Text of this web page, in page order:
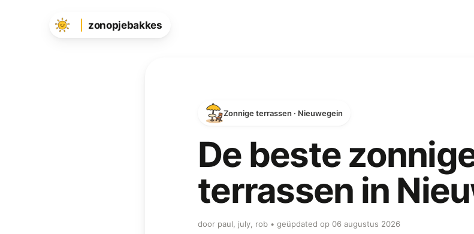
zonopjebakkes
Zonnige terrassen · Nieuwegein
De beste
terrassen in
door paul, july, rob • geüpdated op 06 augustus 2026